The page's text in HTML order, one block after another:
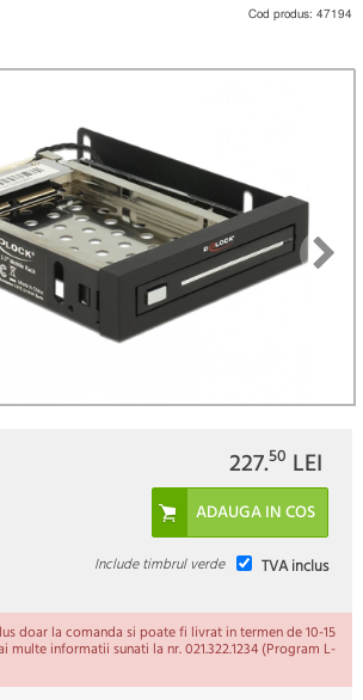
Cod produs: 47194
227.50 LEI
TVA inclus
Include timbrul verde
doar la comanda si poate fi livrat in termen de 10-15
multe informatii sunati la nr. 021.322.1234 (Program L-